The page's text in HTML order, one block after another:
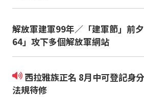
解放軍建軍99年／「建軍節」前
64」攻下多個解放軍網站
西拉雅族正名 8月中可登記身分 118項權益
法規待修